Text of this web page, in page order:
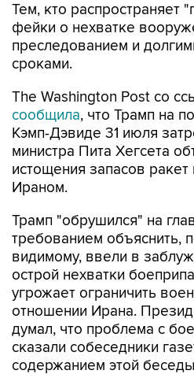
Тем, кто распространяет
фейки о нехватке
преследованием и
сроками.
The Washington Post со
сообщила, что Трамп на
Кэмп-Дэвиде 31 июля
министра Пита Хегсета
истощения запасов
Ираном.
Трамп "обрушился" на
требованием объяснить,
видимому, ввели в
острой нехватки
угрожает ограничить
отношении Ирана.
думал, что проблема с
сказали собеседники
содержанием этой